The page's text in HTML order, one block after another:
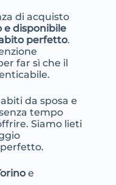
di acquisto
e disponibile
perfetto.
far sì che il
da sposa e
tempo
Siamo lieti
perfetto.
e